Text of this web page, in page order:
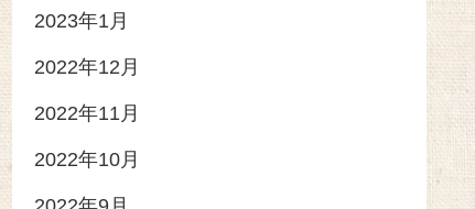
2023年1月
2022年12月
2022年11月
2022年10月